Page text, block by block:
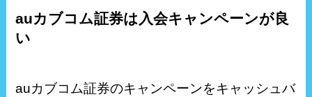
auカブコム証券は入会キャンペーンが良
い
auカブコム証券のキャンペーンをキャッシュバ